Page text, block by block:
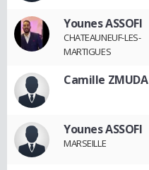
Younes ASSOFI
CHATEAUNEUF-LES-
MARTIGUES
Camille ZMUDA
Younes ASSOFI
MARSEILLE